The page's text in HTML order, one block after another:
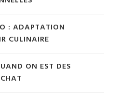
: ADAPTATION
CULINAIRE
ON EST DES